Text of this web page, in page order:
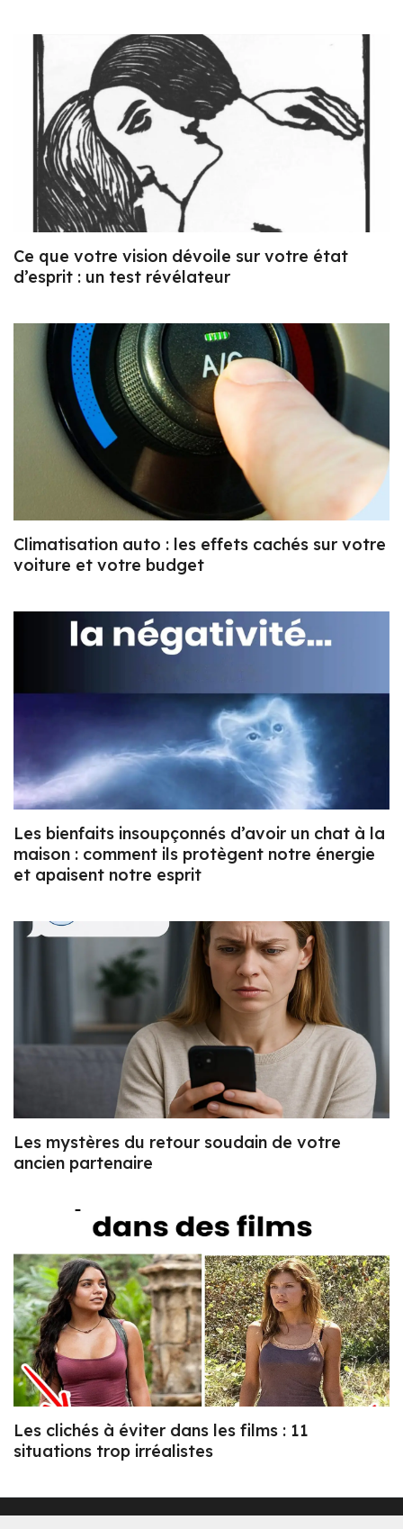
Ce que votre vision dévoile sur votre état
d’esprit : un test révélateur
Climatisation auto : les effets cachés sur votre
voiture et votre budget
Les bienfaits insoupçonnés d’avoir un chat à la
maison : comment ils protègent notre énergie
et apaisent notre esprit
Les mystères du retour soudain de votre
ancien partenaire
Les clichés à éviter dans les films : 11
situations trop irréalistes